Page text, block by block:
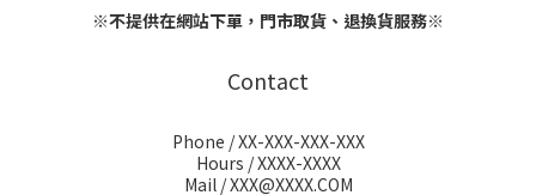
※不提供在網站下單，門市取貨、退換貨服務※
Contact
Phone / XX-XXX-XXX-XXX
Hours / XXXX-XXXX
Mail / XXX@XXXX.COM